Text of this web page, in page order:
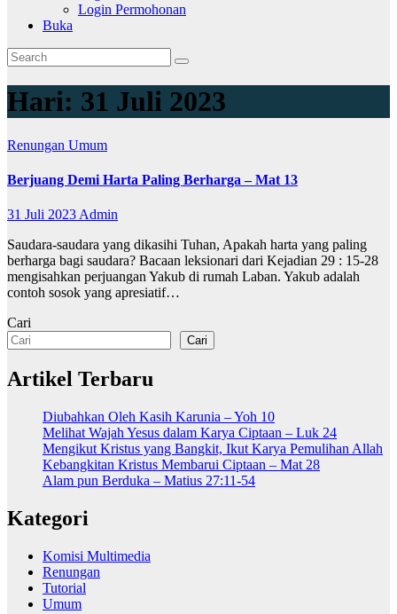
Login Permohonan
Buka
Hari: 31 Juli 2023
Renungan Umum
Berjuang Demi Harta Paling Berharga – Mat 13
31 Juli 2023Admin
Saudara-saudara yang dikasihi Tuhan, Apakah harta yang paling
berharga bagi saudara? Bacaan leksionari dari Kejadian 29 : 15-28
mengisahkan perjuangan Yakub di rumah Laban. Yakub adalah
contoh sosok yang apresiatif…
Cari
Cari
Artikel Terbaru
Diubahkan Oleh Kasih Karunia – Yoh 10
Melihat Wajah Yesus dalam Karya Ciptaan – Luk 24
Mengikut Kristus yang Bangkit, Ikut Karya Pemulihan Allah
Kebangkitan Kristus Membarui Ciptaan – Mat 28
Alam pun Berduka – Matius 27:11-54
Kategori
Komisi Multimedia
Renungan
Tutorial
Umum